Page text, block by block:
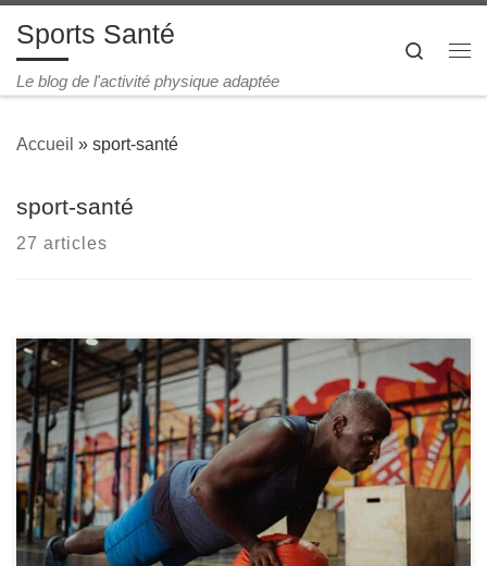
Passer au contenu
Sports Santé
Le blog de l'activité physique adaptée
Search
Accueil » sport-santé
sport-santé
27 articles
L’ostéoporose est une maladie caractérisée par une
diminution de la densité et de la qualité des os, rendant
ces derniers plus fragiles et susceptibles de se fracturer.
Ce trouble osseux affecte principalement les femmes
post-ménopausées, mais il touche également les
hommes, surtout après l’âge de 50 ans. Face à cette […]